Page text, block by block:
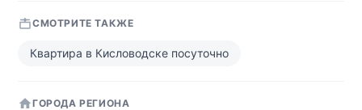
СМОТРИТЕ ТАКЖЕ
Квартира в Кисловодске посуточно
ГОРОДА РЕГИОНА